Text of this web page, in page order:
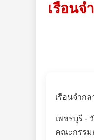
เรือนจ
เรือนจำก
เพชรบุรี -
คณะกรรม